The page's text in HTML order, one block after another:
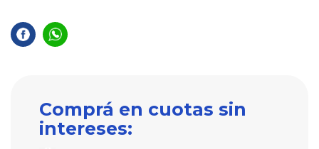
Comprá en cuotas sin
intereses: